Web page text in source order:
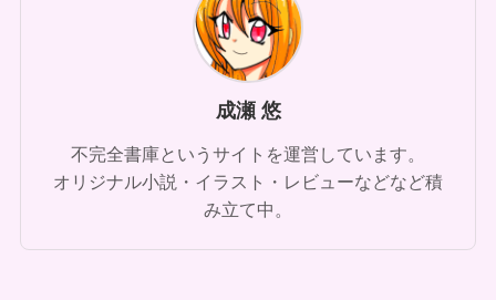
成瀬 悠
不完全書庫というサイトを運営しています。
オリジナル小説・イラスト・レビューなどなど積
み立て中。